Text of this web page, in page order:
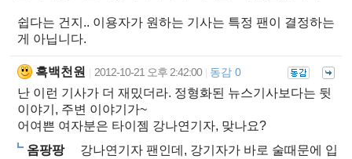
쉽다는 건지.. 이용자가 원하는 기사는 특정 팬이 결정하는
게 아닙니다.
흑백천원 2012-10-21 오후 2:42:00 동감 0
난 이런 기사가 더 재밌더라. 정형화된 뉴스기사보다는 뒷
이야기, 주변 이야기가~
어여쁜 여자분은 타이젬 강나연기자, 맞나요?
옴팡팡
강나연기자 팬인데, 강기자가 바로 술때문에 입